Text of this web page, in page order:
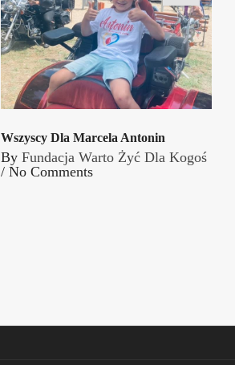
Wszyscy Dla Marcela Antonin
By Fundacja Warto Żyć Dla Kogoś
/ No Comments